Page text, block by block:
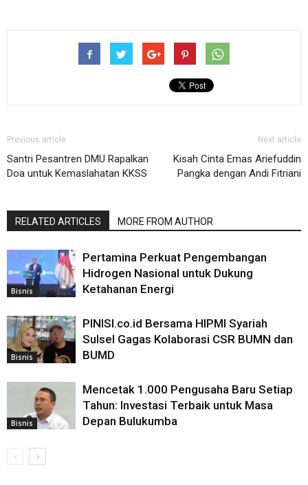
Previous article
Santri Pesantren DMU Rapalkan
Doa untuk Kemaslahatan KKSS
Next article
Kisah Cinta Emas Ariefuddin
Pangka dengan Andi Fitriani
RELATED ARTICLES MORE FROM AUTHOR
Bisnis
Pertamina Perkuat Pengembangan
Hidrogen Nasional untuk Dukung
Ketahanan Energi
Bisnis
PINISI.co.id Bersama HIPMI Syariah
Sulsel Gagas Kolaborasi CSR BUMN dan
BUMD
Bisnis
Mencetak 1.000 Pengusaha Baru Setiap
Tahun: Investasi Terbaik untuk Masa
Depan Bulukumba